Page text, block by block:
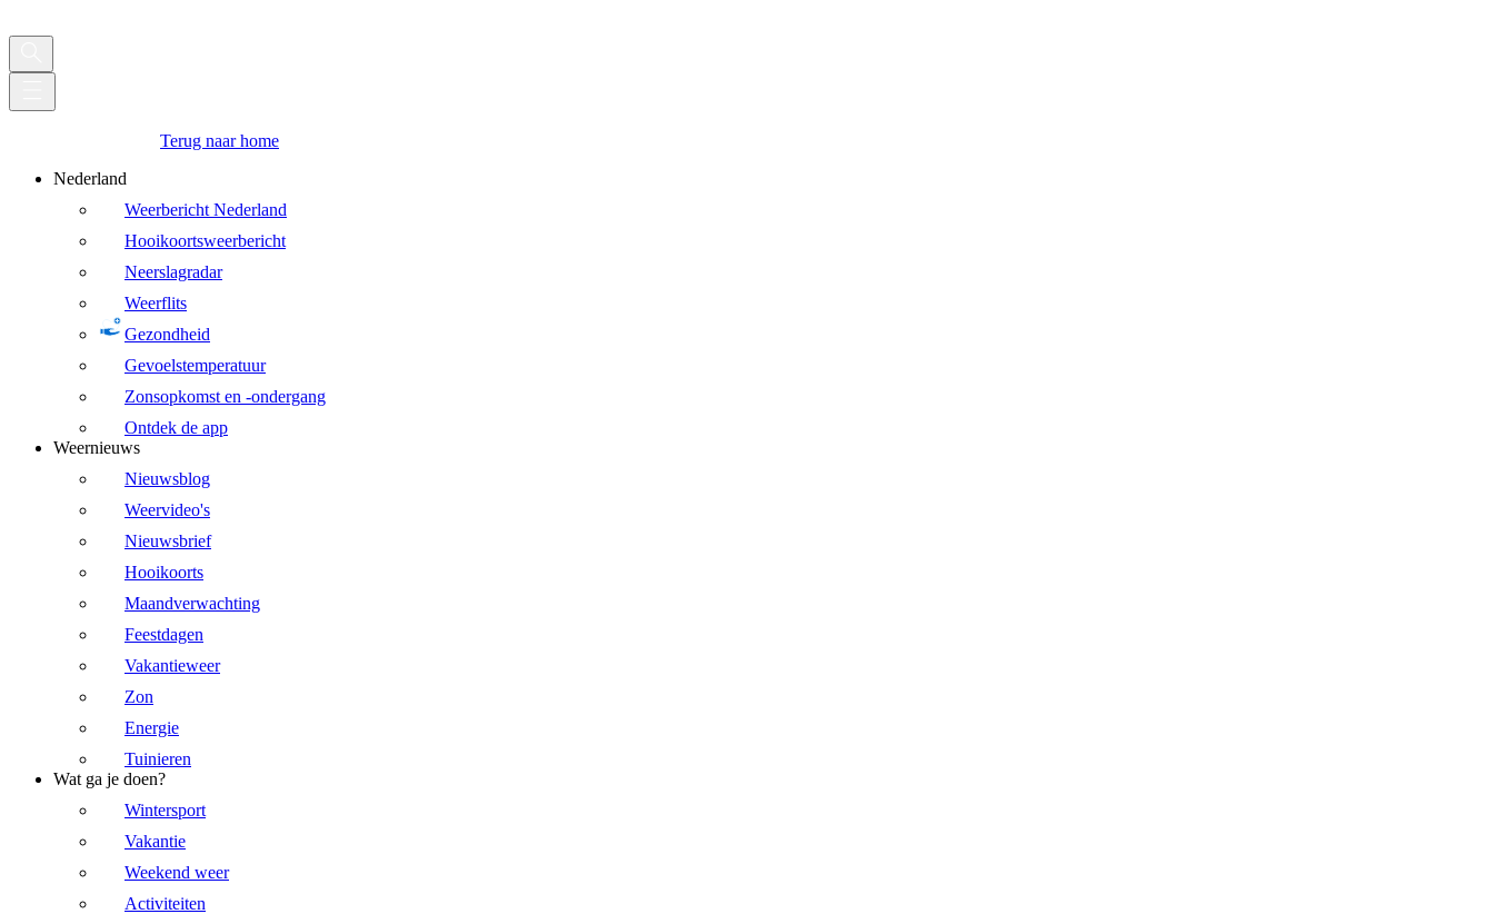
Terug naar home
Nederland
Weerbericht Nederland
Hooikoortsweerbericht
Neerslagradar
Weerflits
Gezondheid
Gevoelstemperatuur
Zonsopkomst en -ondergang
Ontdek de app
Weernieuws
Nieuwsblog
Weervideo's
Nieuwsbrief
Hooikoorts
Maandverwachting
Feestdagen
Vakantieweer
Zon
Energie
Tuinieren
Wat ga je doen?
Wintersport
Vakantie
Weekend weer
Activiteiten